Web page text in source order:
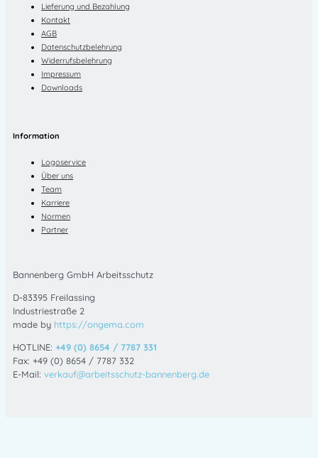
Lieferung und Bezahlung
Kontakt
AGB
Datenschutzbelehrung
Widerrufsbelehrung
Impressum
Downloads
Information
Logoservice
Über uns
Team
Karriere
Normen
Partner
Bannenberg GmbH Arbeitsschutz
D-83395 Freilassing
Industriestraße 2
made by https://ongema.com
HOTLINE: +49 (0) 8654 / 7787 331
Fax: +49 (0) 8654 / 7787 332
E-Mail: verkauf@arbeitsschutz-bannenberg.de